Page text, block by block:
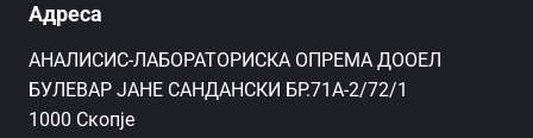
Адреса
AНАЛИСИС-ЛАБОРАТОРИСКА ОПРЕМА ДООЕЛ
БУЛЕВАР ЈАНЕ САНДАНСКИ БР.71А-2/72/1
1000 Скопје